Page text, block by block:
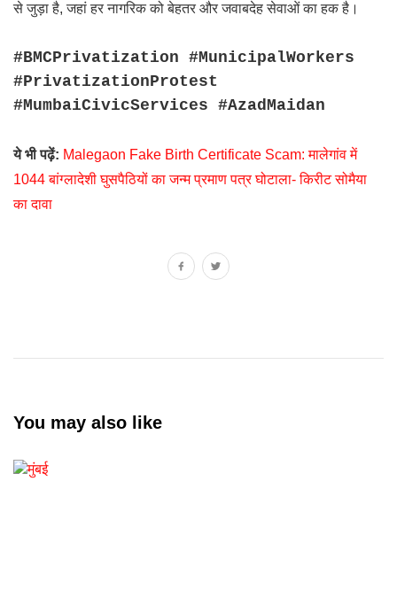
से जुड़ा है, जहां हर नागरिक को बेहतर और जवाबदेह सेवाओं का हक है।
#BMCPrivatization #MunicipalWorkers
#PrivatizationProtest
#MumbaiCivicServices #AzadMaidan
ये भी पढ़ें: Malegaon Fake Birth Certificate Scam: मालेगांव में
1044 बांग्लादेशी घुसपैठियों का जन्म प्रमाण पत्र घोटाला- किरीट सोमैया
का दावा
You may also like